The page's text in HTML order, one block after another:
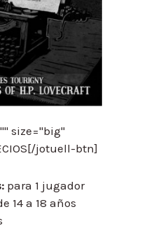
size="big"
jotuell-btn]
para 1 jugador
14 a 18 años